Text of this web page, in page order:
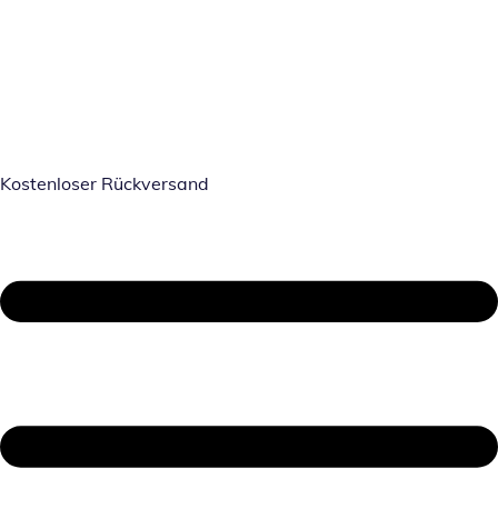
Kostenloser Rückversand